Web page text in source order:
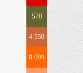
570
4.550
8.099